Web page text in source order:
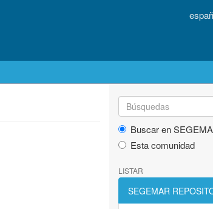
Buscar en
Esta comunidad
LISTAR
SEGEMAR